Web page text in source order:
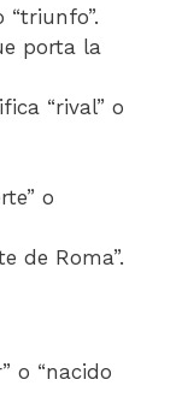
“triunfo”.
porta la
“rival” o
o
de Roma”.
o “nacido